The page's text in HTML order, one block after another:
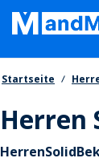
Skip
main
content
Primary
Startseite
Herren
HerrenSolid